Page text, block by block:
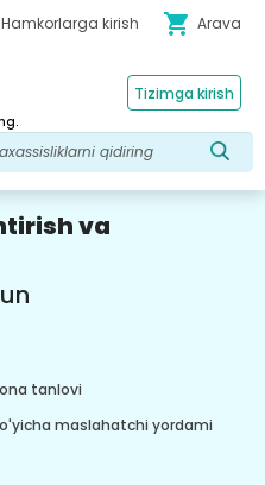
Hamkorlarga kirish shopping_cart Arava
Tizimga kirish
va
tanlovi
maslahatchi yordami